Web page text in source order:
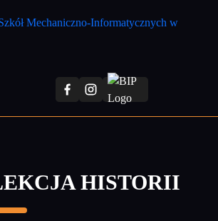
HISTORII